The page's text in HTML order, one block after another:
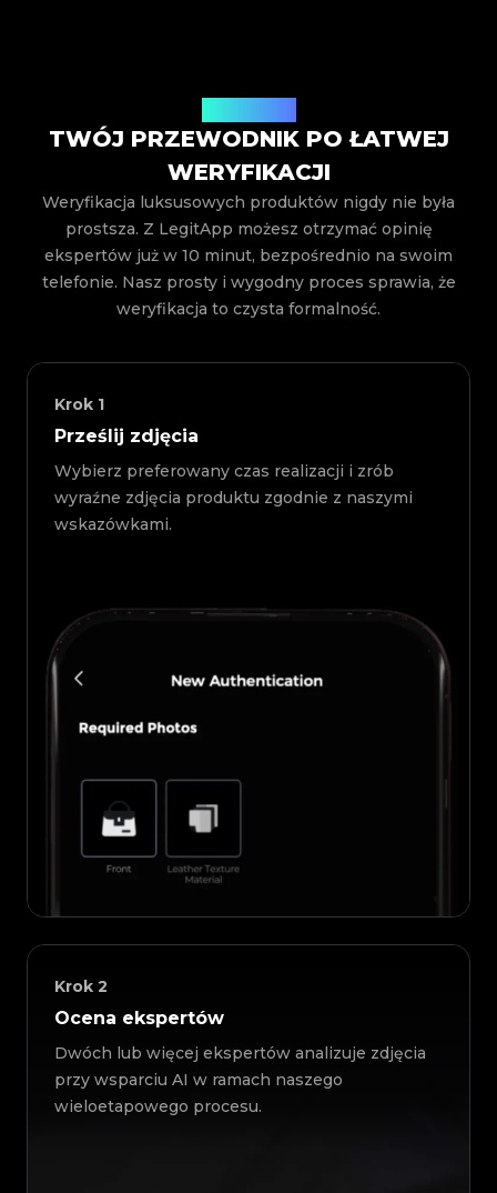
TWÓJ PRZEWODNIK PO ŁATWEJ
WERYFIKACJI
Weryfikacja luksusowych produktów nigdy nie była
prostsza. Z LegitApp możesz otrzymać opinię
ekspertów już w 10 minut, bezpośrednio na swoim
telefonie. Nasz prosty i wygodny proces sprawia, że
weryfikacja to czysta formalność.
Krok 1
Prześlij zdjęcia
Wybierz preferowany czas realizacji i zrób
wyraźne zdjęcia produktu zgodnie z naszymi
wskazówkami.
Krok 2
Ocena ekspertów
Dwóch lub więcej ekspertów analizuje zdjęcia
przy wsparciu AI w ramach naszego
wieloetapowego procesu.